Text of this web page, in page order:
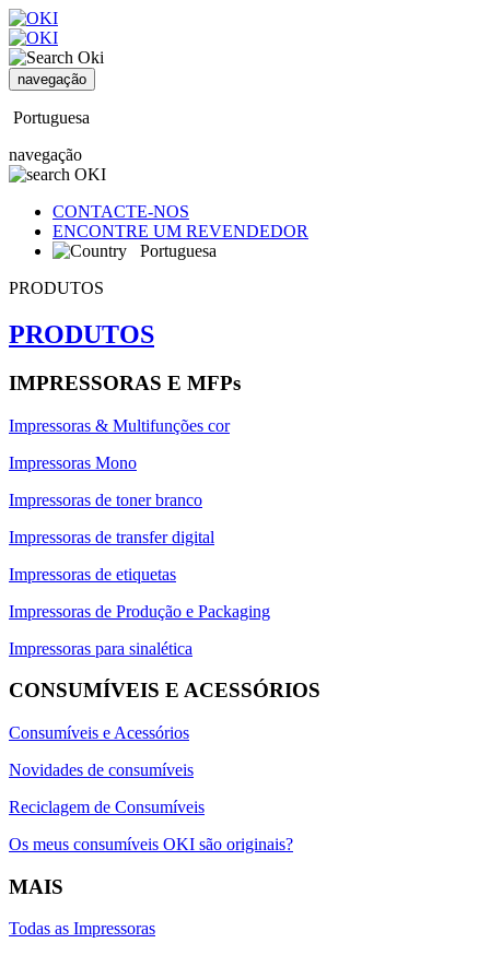
navegação
Portuguesa
navegação
CONTACTE-NOS
ENCONTRE UM REVENDEDOR
Portuguesa
PRODUTOS
PRODUTOS
IMPRESSORAS E MFPs
Impressoras & Multifunções cor
Impressoras Mono
Impressoras de toner branco
Impressoras de transfer digital
Impressoras de etiquetas
Impressoras de Produção e Packaging
Impressoras para sinalética
CONSUMÍVEIS E ACESSÓRIOS
Consumíveis e Acessórios
Novidades de consumíveis
Reciclagem de Consumíveis
Os meus consumíveis OKI são originais?
MAIS
Todas as Impressoras